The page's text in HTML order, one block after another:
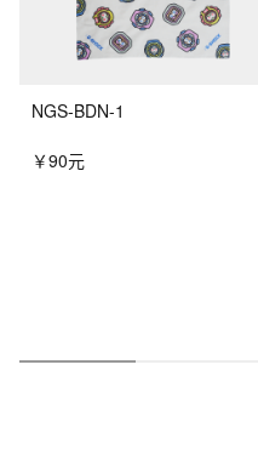
NGS-BDN-1
￥90元